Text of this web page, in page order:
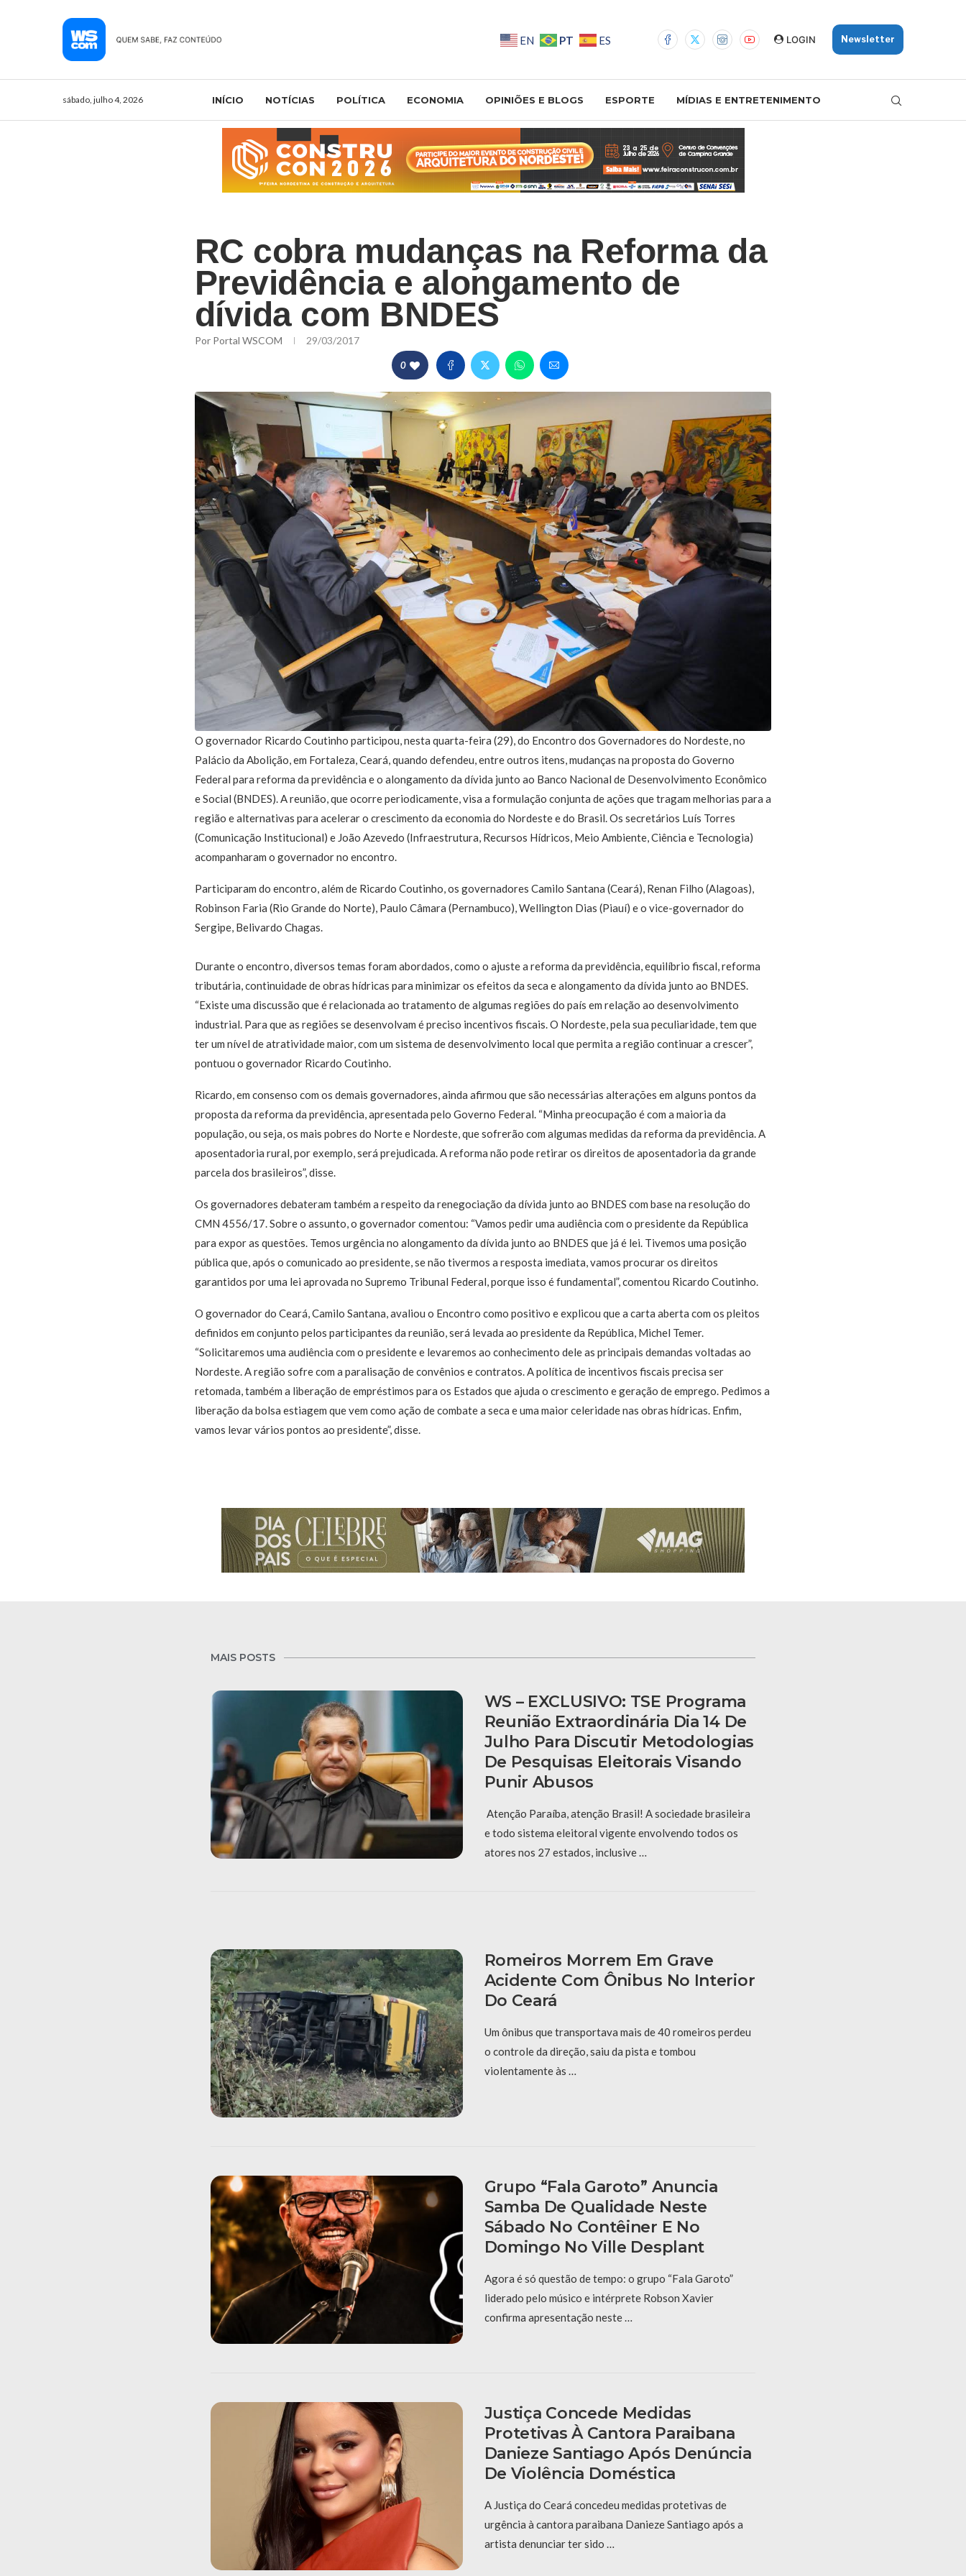
EN PT ES LOGIN Newsletter
sábado, julho 4, 2026 INÍCIO NOTÍCIAS POLÍTICA ECONOMIA OPINIÕES E BLOGS ESPORTE MÍDIAS E ENTRETENIMENTO
RC cobra mudanças na Reforma da
Previdência e alongamento de
dívida com BNDES
Por Portal WSCOM 29/03/2017
0
O governador Ricardo Coutinho participou, nesta quarta-feira (29), do Encontro dos Governadores do Nordeste, no
Palácio da Abolição, em Fortaleza, Ceará, quando defendeu, entre outros itens, mudanças na proposta do Governo
Federal para reforma da previdência e o alongamento da dívida junto ao Banco Nacional de Desenvolvimento Econômico
e Social (BNDES). A reunião, que ocorre periodicamente, visa a formulação conjunta de ações que tragam melhorias para a
região e alternativas para acelerar o crescimento da economia do Nordeste e do Brasil. Os secretários Luís Torres
(Comunicação Institucional) e João Azevedo (Infraestrutura, Recursos Hídricos, Meio Ambiente, Ciência e Tecnologia)
acompanharam o governador no encontro.
Participaram do encontro, além de Ricardo Coutinho, os governadores Camilo Santana (Ceará), Renan Filho (Alagoas),
Robinson Faria (Rio Grande do Norte), Paulo Câmara (Pernambuco), Wellington Dias (Piauí) e o vice-governador do
Sergipe, Belivardo Chagas.
Durante o encontro, diversos temas foram abordados, como o ajuste a reforma da previdência, equilíbrio fiscal, reforma
tributária, continuidade de obras hídricas para minimizar os efeitos da seca e alongamento da dívida junto ao BNDES.
“Existe uma discussão que é relacionada ao tratamento de algumas regiões do país em relação ao desenvolvimento
industrial. Para que as regiões se desenvolvam é preciso incentivos fiscais. O Nordeste, pela sua peculiaridade, tem que
ter um nível de atratividade maior, com um sistema de desenvolvimento local que permita a região continuar a crescer”,
pontuou o governador Ricardo Coutinho.
Ricardo, em consenso com os demais governadores, ainda afirmou que são necessárias alterações em alguns pontos da
proposta da reforma da previdência, apresentada pelo Governo Federal. “Minha preocupação é com a maioria da
população, ou seja, os mais pobres do Norte e Nordeste, que sofrerão com algumas medidas da reforma da previdência. A
aposentadoria rural, por exemplo, será prejudicada. A reforma não pode retirar os direitos de aposentadoria da grande
parcela dos brasileiros”, disse.
Os governadores debateram também a respeito da renegociação da dívida junto ao BNDES com base na resolução do
CMN 4556/17. Sobre o assunto, o governador comentou: “Vamos pedir uma audiência com o presidente da República
para expor as questões. Temos urgência no alongamento da dívida junto ao BNDES que já é lei. Tivemos uma posição
pública que, após o comunicado ao presidente, se não tivermos a resposta imediata, vamos procurar os direitos
garantidos por uma lei aprovada no Supremo Tribunal Federal, porque isso é fundamental”, comentou Ricardo Coutinho.
O governador do Ceará, Camilo Santana, avaliou o Encontro como positivo e explicou que a carta aberta com os pleitos
definidos em conjunto pelos participantes da reunião, será levada ao presidente da República, Michel Temer.
“Solicitaremos uma audiência com o presidente e levaremos ao conhecimento dele as principais demandas voltadas ao
Nordeste. A região sofre com a paralisação de convênios e contratos. A política de incentivos fiscais precisa ser
retomada, também a liberação de empréstimos para os Estados que ajuda o crescimento e geração de emprego. Pedimos a
liberação da bolsa estiagem que vem como ação de combate a seca e uma maior celeridade nas obras hídricas. Enfim,
vamos levar vários pontos ao presidente”, disse.
MAIS POSTS
WS – EXCLUSIVO: TSE Programa
Reunião Extraordinária Dia 14 De
Julho Para Discutir Metodologias
De Pesquisas Eleitorais Visando
Punir Abusos
Atenção Paraíba, atenção Brasil! A sociedade brasileira
e todo sistema eleitoral vigente envolvendo todos os
atores nos 27 estados, inclusive …
Romeiros Morrem Em Grave
Acidente Com Ônibus No Interior
Do Ceará
Um ônibus que transportava mais de 40 romeiros perdeu
o controle da direção, saiu da pista e tombou
violentamente às …
Grupo “Fala Garoto” Anuncia
Samba De Qualidade Neste
Sábado No Contêiner E No
Domingo No Ville Desplant
Agora é só questão de tempo: o grupo “Fala Garoto”
liderado pelo músico e intérprete Robson Xavier
confirma apresentação neste …
Justiça Concede Medidas
Protetivas À Cantora Paraibana
Danieze Santiago Após Denúncia
De Violência Doméstica
A Justiça do Ceará concedeu medidas protetivas de
urgência à cantora paraibana Danieze Santiago após a
artista denunciar ter sido …